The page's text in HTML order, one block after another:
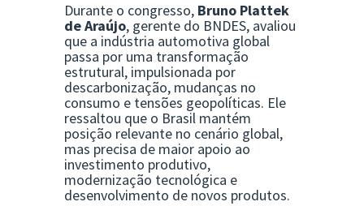
Durante o congresso, Bruno Plattek
de Araújo, gerente do BNDES, avaliou
que a indústria automotiva global
passa por uma transformação
estrutural, impulsionada por
descarbonização, mudanças no
consumo e tensões geopolíticas. Ele
ressaltou que o Brasil mantém
posição relevante no cenário global,
mas precisa de maior apoio ao
investimento produtivo,
modernização tecnológica e
desenvolvimento de novos produtos.